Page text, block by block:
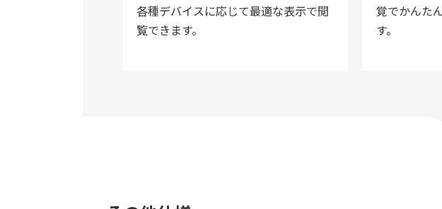
各種デバイスに応じて最適な表示で閲
覧できます。
覚でかんた
す。